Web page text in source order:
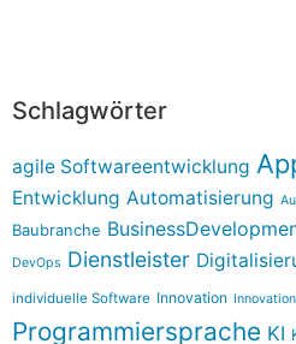
Schlagwörter
agile Softwareentwicklung
Entwicklung Automatisierung
Baubranche
DevOps Dienstleister
individuelle Software Innovation
Programmiersprache KI